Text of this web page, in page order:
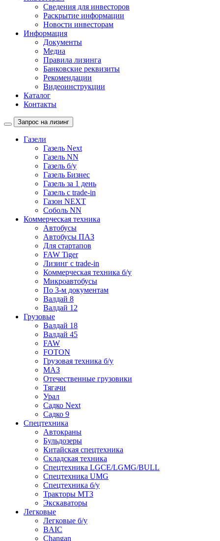
Сведения для инвесторов
Раскрытие информации
Новости инвесторам
Информация
Документы
Медиа
Правила лизинга
Банковские реквизиты
Рекомендации
Видеоинструкции
Каталог
Контакты
Запрос на лизинг
Газели
Газель Next
Газель NN
Газель б/у
Газель Бизнес
Газель за 1 день
Газель с trade-in
Газон NEXT
Соболь NN
Коммерческая техника
Автобусы
Автобусы ПАЗ
Для стартапов
FAW Tiger
Лизинг с trade-in
Коммерческая техника б/у
Микроавтобусы
По 3-м документам
Валдай 8
Валдай 12
Грузовые
Валдай 18
Валдай 45
FAW
FOTON
Грузовая техника б/у
МАЗ
Отечественные грузовики
Тягачи
Урал
Садко Next
Садко 9
Спецтехника
Автокраны
Бульдозеры
Китайская спецтехника
Складская техника
Спецтехника LGCE/LGMG/BULL
Спецтехника UMG
Спецтехника б/у
Тракторы МТЗ
Экскаваторы
Легковые
Легковые б/у
BAIC
Changan